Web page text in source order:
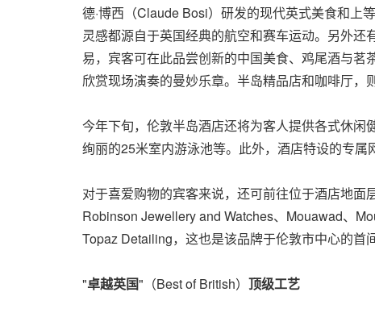
德·博西（Claude Bosi）研发的现代英式美食和上
灵感都源自于英国经典的航空和赛车运动。另外
易，宾客可在此品尝创新的中国美食、鸡尾酒与
欣赏现场演奏的曼妙乐章。半岛精品店和咖啡厅，
今年下旬，伦敦半岛酒店还将为客人提供各式休
绚丽的25米室内游泳池等。此外，酒店特设的专属
对于喜爱购物的宾客来说，还可前往位于酒店地
Robinson Jewellery and Watches、Mouawad、
Topaz Detailing，这也是该品牌于伦敦市中心的首
"卓越英国"（Best of British） 顶级工艺